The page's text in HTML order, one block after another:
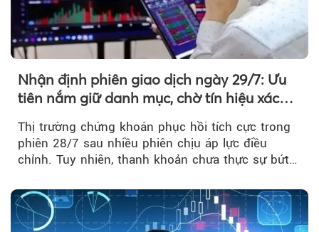
Nhận định phiên giao dịch ngày 29/7: Ưu
tiên nắm giữ danh mục, chờ tín hiệu xác
Thị trường chứng khoán phục hồi tích cực trong
phiên 28/7 sau nhiều phiên chịu áp lực điều
chỉnh. Tuy nhiên, thanh khoản chưa thực sự bứt